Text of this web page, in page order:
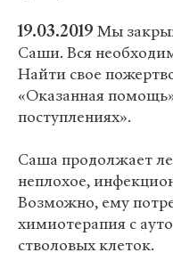
19.03.2019 Мы
Саши. Вся
Найти свое
«Оказанная
поступлениях».
Саша продолжает
неплохое,
Возможно, ему
химиотерапия с
стволовых клеток.